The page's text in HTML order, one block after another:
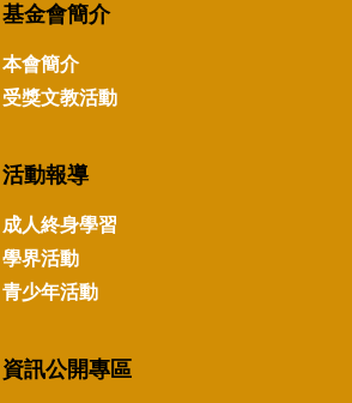
基金會簡介
本會簡介
受獎文教活動
活動報導
成人終身學習
學界活動
青少年活動
資訊公開專區